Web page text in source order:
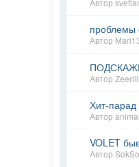
Автор
проблемы
Автор
АвторZeerlili
Хит-
Авторanimal
VOLET
Автор